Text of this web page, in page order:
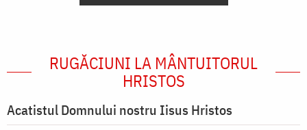
RUGĂCIUNI LA MÂNTUITORUL
HRISTOS
Acatistul Domnului nostru Iisus Hristos